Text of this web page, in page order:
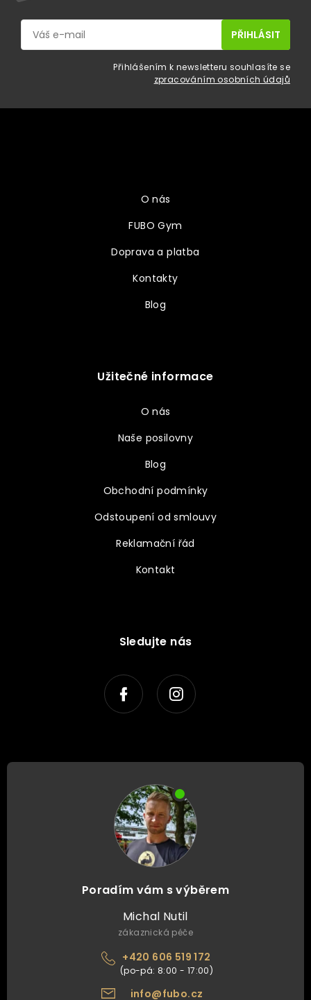
Přihlášením k newsletteru souhlasíte se
zpracováním osobních údajů
O nás
FUBO Gym
Doprava a platba
Kontakty
Blog
Užitečné informace
O nás
Naše posilovny
Blog
Obchodní podmínky
Odstoupení od smlouvy
Reklamační řád
Kontakt
Sledujte nás
Poradím vám s výběrem
Michal Nutil
zákaznická péče
+420 606 519 172
info@fubo.cz